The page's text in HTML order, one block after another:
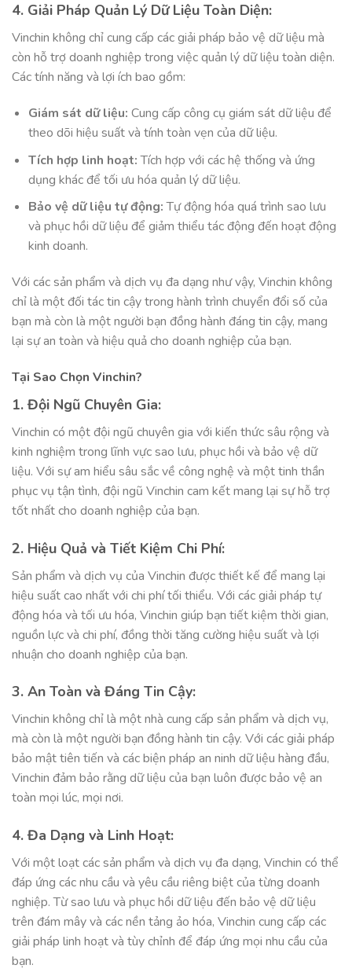
4. Giải Pháp Quản Lý Dữ Liệu Toàn Diện:
Vinchin không chỉ cung cấp các giải pháp bảo vệ dữ liệu mà
còn hỗ trợ doanh nghiệp trong việc quản lý dữ liệu toàn diện.
Các tính năng và lợi ích bao gồm:
Giám sát dữ liệu: Cung cấp công cụ giám sát dữ liệu để
theo dõi hiệu suất và tính toàn vẹn của dữ liệu.
Tích hợp linh hoạt:Tích hợp với các hệ thống và ứng
dụng khác để tối ưu hóa quản lý dữ liệu.
Bảo vệ dữ liệu tự động:Tự động hóa quá trình sao lưu
và phục hồi dữ liệu để giảm thiểu tác động đến hoạt động
kinh doanh.
Với các sản phẩm và dịch vụ đa dạng như vậy, Vinchin không
chỉ là một đối tác tin cậy trong hành trình chuyển đổi số của
bạn mà còn là một người bạn đồng hành đáng tin cậy, mang
lại sự an toàn và hiệu quả cho doanh nghiệp của bạn.
Tại Sao Chọn Vinchin?
1. Đội Ngũ Chuyên Gia:
Vinchin có một đội ngũ chuyên gia với kiến thức sâu rộng và
kinh nghiệm trong lĩnh vực sao lưu, phục hồi và bảo vệ dữ
liệu. Với sự am hiểu sâu sắc về công nghệ và một tinh thần
phục vụ tận tình, đội ngũ Vinchin cam kết mang lại sự hỗ trợ
tốt nhất cho doanh nghiệp của bạn.
2. Hiệu Quả và Tiết Kiệm Chi Phí:
Sản phẩm và dịch vụ của Vinchin được thiết kế để mang lại
hiệu suất cao nhất với chi phí tối thiểu. Với các giải pháp tự
động hóa và tối ưu hóa, Vinchin giúp bạn tiết kiệm thời gian,
nguồn lực và chi phí, đồng thời tăng cường hiệu suất và lợi
nhuận cho doanh nghiệp của bạn.
3. An Toàn và Đáng Tin Cậy:
Vinchin không chỉ là một nhà cung cấp sản phẩm và dịch vụ,
mà còn là một người bạn đồng hành tin cậy. Với các giải pháp
bảo mật tiên tiến và các biện pháp an ninh dữ liệu hàng đầu,
Vinchin đảm bảo rằng dữ liệu của bạn luôn được bảo vệ an
toàn mọi lúc, mọi nơi.
4. Đa Dạng và Linh Hoạt:
Với một loạt các sản phẩm và dịch vụ đa dạng, Vinchin có thể
đáp ứng các nhu cầu và yêu cầu riêng biệt của từng doanh
nghiệp. Từ sao lưu và phục hồi dữ liệu đến bảo vệ dữ liệu
trên đám mây và các nền tảng ảo hóa, Vinchin cung cấp các
giải pháp linh hoạt và tùy chỉnh để đáp ứng mọi nhu cầu của
bạn.